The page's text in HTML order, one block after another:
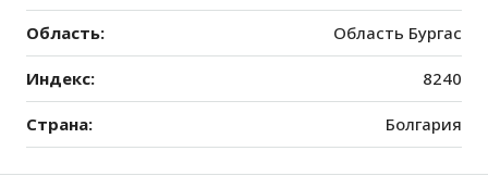
Область: Область Бургас
Индекс: 8240
Страна: Болгария